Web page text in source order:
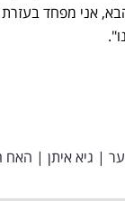
אני מפחד בעזרת
| גיא איתן | האח